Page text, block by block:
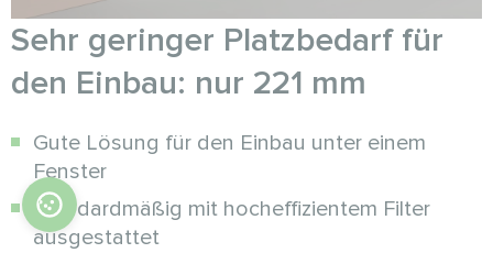
Sehr geringer Platzbedarf für
den Einbau: nur 221 mm
Gute Lösung für den Einbau unter einem
Fenster
Standardmäßig mit hocheffizientem Filter
ausgestattet